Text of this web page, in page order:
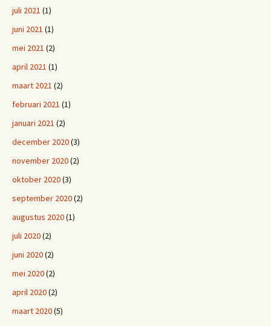
juli 2021 (1)
juni 2021 (1)
mei 2021 (2)
april 2021 (1)
maart 2021 (2)
februari 2021 (1)
januari 2021 (2)
december 2020(3)
november 2020(2)
oktober 2020(3)
september 2020(2)
augustus 2020(1)
juli 2020(2)
juni 2020(2)
mei 2020(2)
april 2020(2)
maart 2020(5)